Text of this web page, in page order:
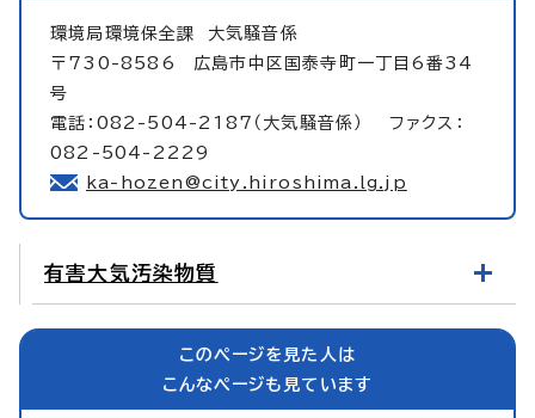
環境局環境保全課 大気騒音係
〒730-8586 広島市中区国泰寺町一丁目6番34
号
電話：082-504-2187（大気騒音係） ファクス：
082-504-2229
ka-hozen@city.hiroshima.lg.jp
有害大気汚染物質
このページを見た人は
こんなページも見ています